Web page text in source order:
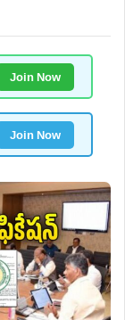
Join Now
Join Now